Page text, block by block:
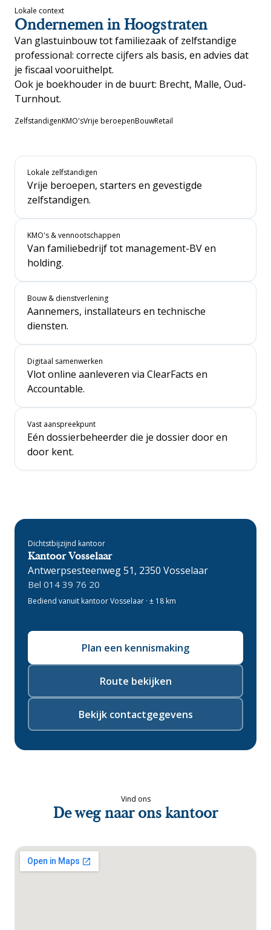
Lokale context
Ondernemen in Hoogstraten
Van glastuinbouw tot familiezaak of zelfstandige
professional: correcte cijfers als basis, en advies dat
je fiscaal vooruithelpt.
Ook je boekhouder in de buurt: Brecht, Malle, Oud-
Turnhout.
ZelfstandigenKMO'sVrije beroepenBouwRetail
Lokale zelfstandigen
Vrije beroepen, starters en gevestigde
zelfstandigen.
KMO's & vennootschappen
Van familiebedrijf tot management-BV en
holding.
Bouw & dienstverlening
Aannemers, installateurs en technische
diensten.
Digitaal samenwerken
Vlot online aanleveren via ClearFacts en
Accountable.
Vast aanspreekpunt
Eén dossierbeheerder die je dossier door en
door kent.
Dichtstbijzijnd kantoor
Kantoor Vosselaar
Antwerpsesteenweg 51, 2350 Vosselaar
Bel 014 39 76 20
Bediend vanuit kantoor Vosselaar · ± 18 km
Plan een kennismaking
Route bekijken
Bekijk contactgegevens
Vind ons
De weg naar ons kantoor